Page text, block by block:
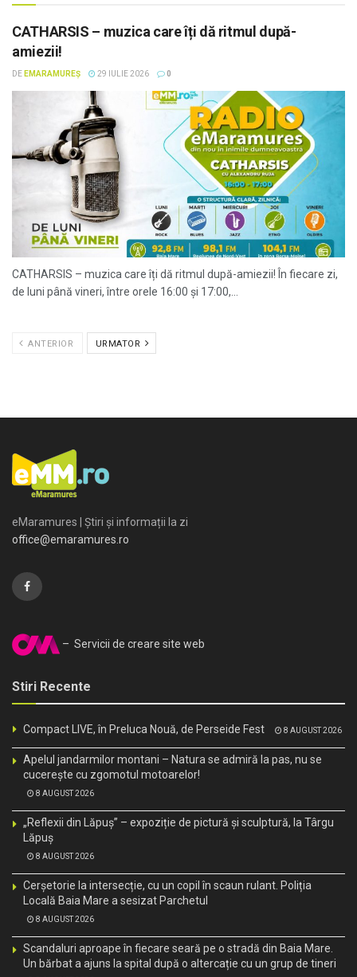
CATHARSIS – muzica care îți dă ritmul după-
amiezii!
DE EMARAMUREȘ 29 IULIE 2026 0
CATHARSIS – muzica care îți dă ritmul după-amiezii! În fiecare zi,
de luni până vineri, între orele 16:00 și 17:00,...
ANTERIOR URMATOR
eMaramures | Știri și informații la zi
office@emaramures.ro
– Servicii de creare site web
Stiri Recente
Compact LIVE, în Preluca Nouă, de Perseide Fest 8 AUGUST 2026
Apelul jandarmilor montani – Natura se admiră la pas, nu se
cucerește cu zgomotul motoarelor!
8 AUGUST 2026
„Reflexii din Lăpuș” – expoziție de pictură și sculptură, la Târgu
Lăpuș
8 AUGUST 2026
Cerșetorie la intersecție, cu un copil în scaun rulant. Poliția
Locală Baia Mare a sesizat Parchetul
8 AUGUST 2026
Scandaluri aproape în fiecare seară pe o stradă din Baia Mare.
Un bărbat a ajuns la spital după o altercație cu un grup de tineri